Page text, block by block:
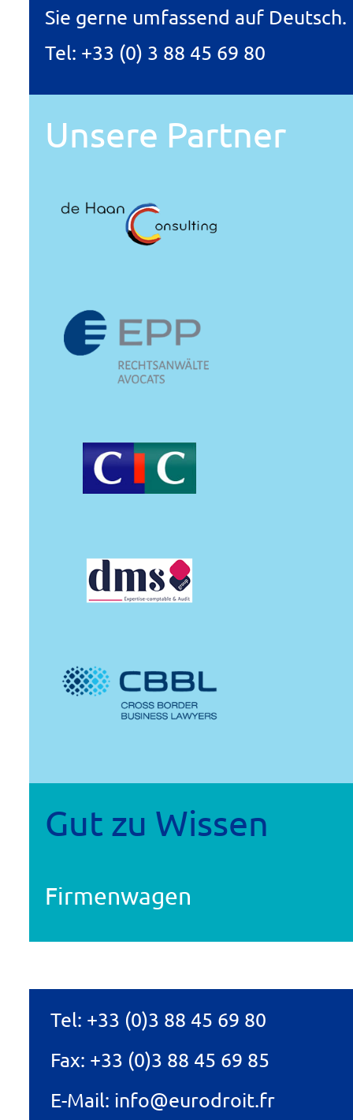
Sie gerne umfassend auf Deutsch.
Tel: +33 (0) 3 88 45 69 80
Unsere Partner
Gut zu Wissen
Firmenwagen
Tel: +33 (0)3 88 45 69 80
Fax: +33 (0)3 88 45 69 85
E-Mail: info@eurodroit.fr